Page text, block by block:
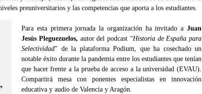
preuniversitarios y las competencias que aporta a los estudiantes.
Para esta primera jornada la organización ha invitado a Juan
Jesús Pleguezuelos, autor del podcast “Historia de España para
Selectividad” de la plataforma Podium, que ha cosechado un
notable éxito durante la pandemia entre los estudiantes que tenían
que hacer frente a la prueba de acceso a la universidad (EVAU).
Compartirá mesa con ponentes especialistas en innovación
educativa y audio de Valencia y Aragón.